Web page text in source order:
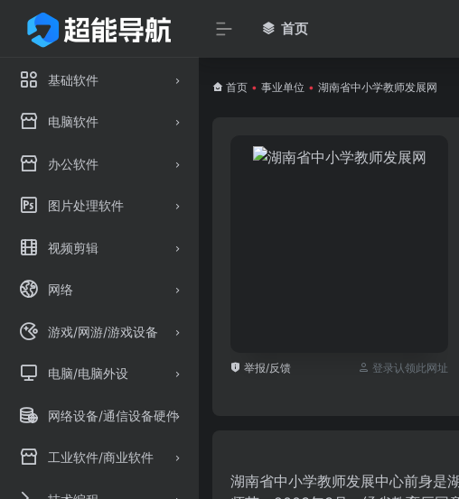
基础软件
电脑软件
办公软件
图片处理软件
视频剪辑
网络
游戏/网游/游戏设备
电脑/电脑外设
网络设备/通信设备硬件
工业软件/商业软件
首页
首页 • 事业单位 • 湖南省中小学教师发展网
举报/反馈 登录认领此网址
湖南省中小学教师发展中心前身是